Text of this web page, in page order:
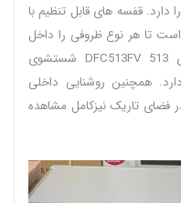
دارد. قفسه های قابل تنظیم با
کرده است تا هر نوع ظروفی را داخل
ظرفشویی جای داد. ظرفشویی نقره ای 513 DFC513FV شستشوی
همچنین روشنایی داخلی
تاریک نیزکامل مشاهده